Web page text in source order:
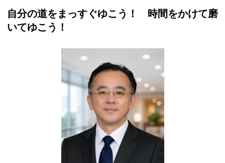
自分の道をまっすぐゆこう！ 時間をかけて磨
いてゆこう！